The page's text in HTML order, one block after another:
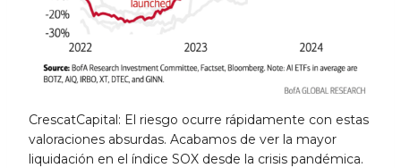
CrescatCapital: El riesgo ocurre rápidamente con estas
valoraciones absurdas. Acabamos de ver la mayor
liquidación en el índice SOX desde la crisis pandémica.